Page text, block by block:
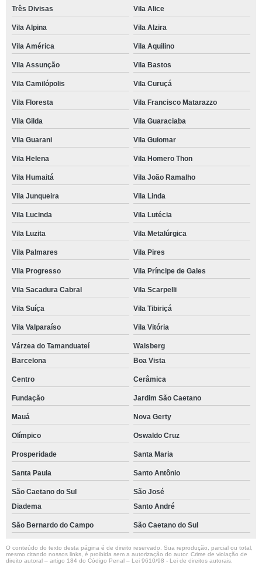
Três Divisas Vila Alice
Vila Alpina Vila Alzira
Vila América Vila Aquilino
Vila Assunção Vila Bastos
Vila Camilópolis Vila Curuçá
Vila Floresta Vila Francisco Matarazzo
Vila Gilda Vila Guaraciaba
Vila Guarani Vila Guiomar
Vila Helena Vila Homero Thon
Vila Humaitá Vila João Ramalho
Vila Junqueira Vila Linda
Vila Lucinda Vila Lutécia
Vila Luzita Vila Metalúrgica
Vila Palmares Vila Pires
Vila Progresso Vila Príncipe de Gales
Vila Sacadura Cabral Vila Scarpelli
Vila Suíça Vila Tibiriçá
Vila Valparaíso Vila Vitória
Várzea do Tamanduateí
Waisberg
Barcelona
Boa Vista
Centro Cerâmica
Fundação Jardim São Caetano
Mauá Nova Gerty
Olímpico Oswaldo Cruz
Prosperidade Santa Maria
Santa Paula Santo Antônio
São Caetano do Sul
São José
Diadema
Santo André
São Bernardo do Campo São Caetano do Sul
O conteúdo do texto desta página é de direito reservado. Sua reprodução, parcial ou total,
mesmo citando nossos links, é proibida sem a autorização do autor. Crime de violação de
direito autoral – artigo 184 do Código Penal – Lei 9610/98 - Lei de direitos autorais